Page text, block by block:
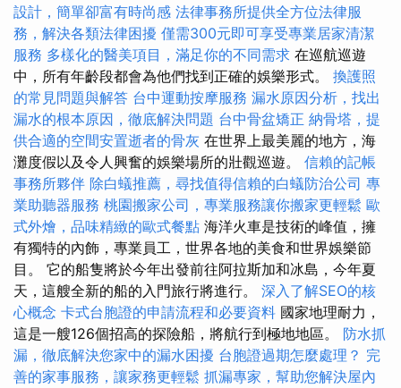
設計，簡單卻富有時尚感 法律事務所提供全方位法律服
務，解決各類法律困擾 僅需300元即可享受專業居家清潔
服務 多樣化的醫美項目，滿足你的不同需求 在巡航巡遊
中，所有年齡段都會為他們找到正確的娛樂形式。 換護照
的常見問題與解答 台中運動按摩服務 漏水原因分析，找出
漏水的根本原因，徹底解決問題 台中骨盆矯正 納骨塔，提
供合適的空間安置逝者的骨灰 在世界上最美麗的地方，海
灘度假以及令人興奮的娛樂場所的壯觀巡遊。 信賴的記帳
事務所夥伴 除白蟻推薦，尋找值得信賴的白蟻防治公司 專
業助聽器服務 桃園搬家公司，專業服務讓你搬家更輕鬆 歐
式外燴，品味精緻的歐式餐點 海洋火車是技術的峰值，擁
有獨特的內飾，專業員工，世界各地的美食和世界娛樂節
目。 它的船隻將於今年出發前往阿拉斯加和冰島，今年夏
天，這艘全新的船的入門旅行將進行。 深入了解SEO的核
心概念 卡式台胞證的申請流程和必要資料 國家地理耐力，
這是一艘126個招高的探險船，將航行到極地地區。 防水抓
漏，徹底解決您家中的漏水困擾 台胞證過期怎麼處理？ 完
善的家事服務，讓家務更輕鬆 抓漏專家，幫助您解決屋內